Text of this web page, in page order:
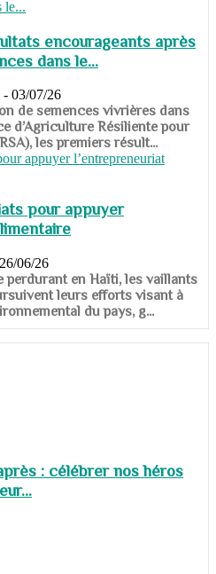
encourageants après
dans le...
- 03/07/26
de semences vivrières dans
d’Agriculture Résiliente pour
les premiers résult...
pour appuyer
26/06/26
perdurant en Haïti, les vaillants
leurs efforts visant à
du pays, g...
: célébrer nos héros